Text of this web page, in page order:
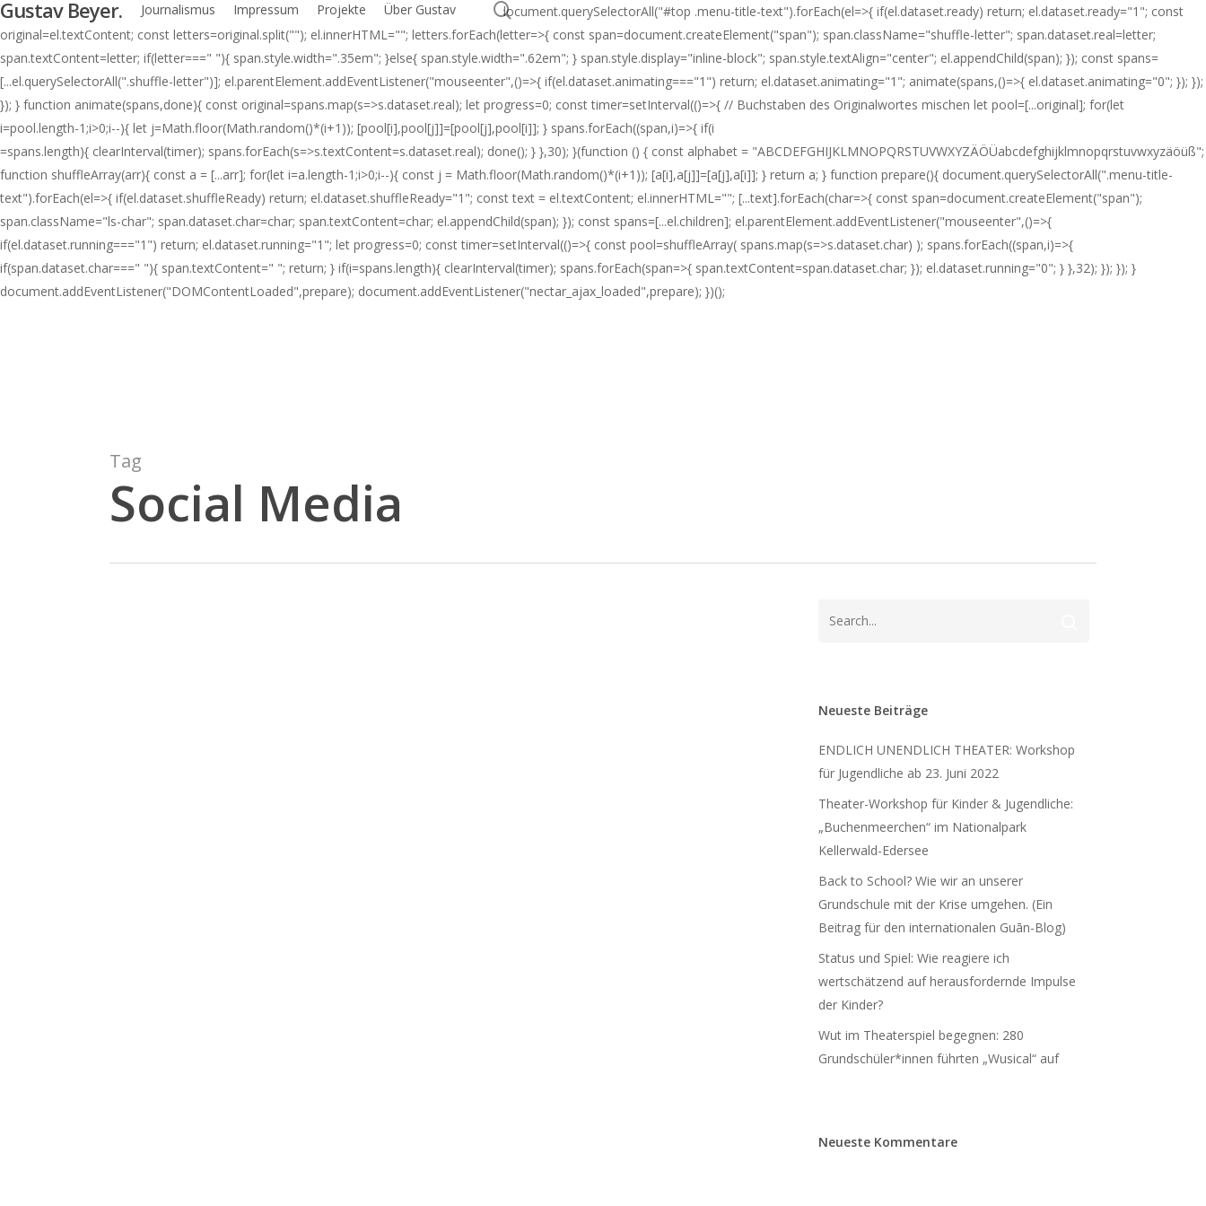
document.addEventListener("DOMContentLoaded", initShuffle); function initShuffle(){ document.querySelectorAll("#top .menu-title-text").forEach(el=>{ if(el.dataset.ready) return; el.dataset.ready="1"; const
original=el.textContent; const letters=original.split(""); el.innerHTML=""; letters.forEach(letter=>{ const span=document.createElement("span"); span.className="shuffle-letter"; span.dataset.real=letter;
span.textContent=letter; if(letter===" "){ span.style.width=".35em"; }else{ span.style.width=".62em"; } span.style.display="inline-block"; span.style.textAlign="center"; el.appendChild(span); }); const spans=
[...el.querySelectorAll(".shuffle-letter")]; el.parentElement.addEventListener("mouseenter",()=>{ if(el.dataset.animating==="1") return; el.dataset.animating="1"; animate(spans,()=>{ el.dataset.animating="0"; }); });
}); } function animate(spans,done){ const original=spans.map(s=>s.dataset.real); let progress=0; const timer=setInterval(()=>{ // Buchstaben des Originalwortes mischen let pool=[...original]; for(let
i=pool.length-1;i>0;i--){ let j=Math.floor(Math.random()*(i+1)); [pool[i],pool[j]]=[pool[j],pool[i]]; } spans.forEach((span,i)=>{ if(i
=spans.length){ clearInterval(timer); spans.forEach(s=>s.textContent=s.dataset.real); done(); } },30); }(function () { const alphabet = "ABCDEFGHIJKLMNOPQRSTUVWXYZÄÖÜabcdefghijklmnopqrstuvwxyzäöüß";
function shuffleArray(arr){ const a = [...arr]; for(let i=a.length-1;i>0;i--){ const j = Math.floor(Math.random()*(i+1)); [a[i],a[j]]=[a[j],a[i]]; } return a; } function prepare(){ document.querySelectorAll(".menu-title-
text").forEach(el=>{ if(el.dataset.shuffleReady) return; el.dataset.shuffleReady="1"; const text = el.textContent; el.innerHTML=""; [...text].forEach(char=>{ const span=document.createElement("span");
span.className="ls-char"; span.dataset.char=char; span.textContent=char; el.appendChild(span); }); const spans=[...el.children]; el.parentElement.addEventListener("mouseenter",()=>{
if(el.dataset.running==="1") return; el.dataset.running="1"; let progress=0; const timer=setInterval(()=>{ const pool=shuffleArray( spans.map(s=>s.dataset.char) ); spans.forEach((span,i)=>{
if(span.dataset.char===" "){ span.textContent=" "; return; } if(i=spans.length){ clearInterval(timer); spans.forEach(span=>{ span.textContent=span.dataset.char; }); el.dataset.running="0"; } },32); }); }); }
document.addEventListener("DOMContentLoaded",prepare); document.addEventListener("nectar_ajax_loaded",prepare); })();
Skip
to
main
content
Gustav Beyer. Journalismus Impressum Projekte Über Gustav search
Tag
Social Media
Neueste Beiträge
ENDLICH UNENDLICH THEATER: Workshop
für Jugendliche ab 23. Juni 2022
Theater-Workshop für Kinder & Jugendliche:
„Buchenmeerchen“ im Nationalpark
Kellerwald-Edersee
Back to School? Wie wir an unserer
Grundschule mit der Krise umgehen. (Ein
Beitrag für den internationalen Guān-Blog)
Status und Spiel: Wie reagiere ich
wertschätzend auf herausfordernde Impulse
der Kinder?
Wut im Theaterspiel begegnen: 280
Grundschüler*innen führten „Wusical“ auf
Neueste Kommentare